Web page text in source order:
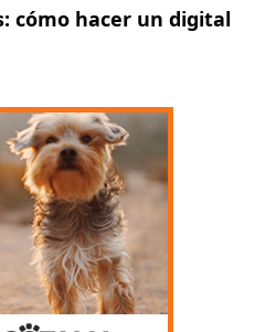
cómo hacer un digital